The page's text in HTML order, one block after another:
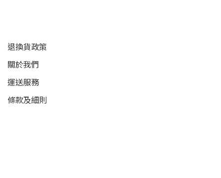
退換貨政策
關於我們
運送服務
條款及細則